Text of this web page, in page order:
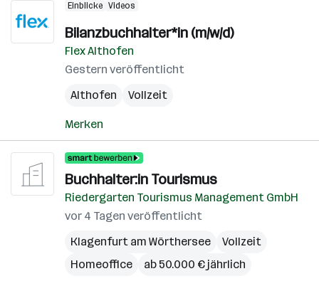
Einblicke Videos
Bilanzbuchhalter*in (m/w/d)
Flex Althofen
Gestern veröffentlicht
Althofen
Vollzeit
Merken
Buchhalter:in Tourismus
Riedergarten Tourismus Management GmbH
vor 4 Tagen veröffentlicht
Klagenfurt am Wörthersee
Vollzeit
Homeoffice
ab 50.000 € jährlich